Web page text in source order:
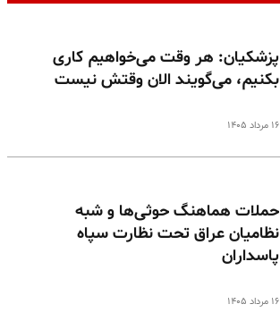
پزشکیان: هر وقت می‌خواهیم کاری
بکنیم، می‌گویند الان وقتش نیست
۱۶ مرداد ۱۴۰۵
حملات هماهنگ حوثی‌ها و شبه
نظامیان عراق تحت نظارت سپاه
پاسداران
۱۶ مرداد ۱۴۰۵